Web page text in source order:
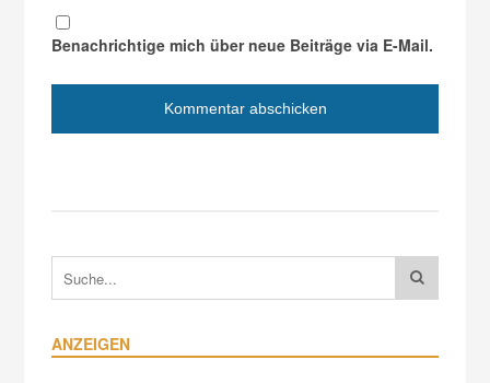
Benachrichtige mich über neue Beiträge via E-Mail.
ANZEIGEN